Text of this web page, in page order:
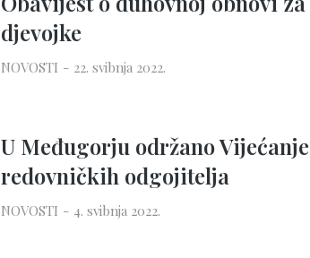
djevojke
NOVOSTI 22. svibnja 2022.
U Međugorju održano Vijećanje
redovničkih odgojitelja
NOVOSTI 4. svibnja 2022.